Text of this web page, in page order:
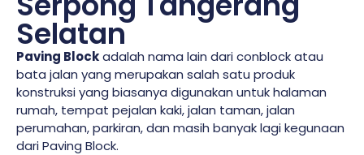
Selatan
Paving Blockadalah nama lain dari conblock atau
bata jalan yang merupakan salah satu produk
konstruksi yang biasanya digunakan untuk halaman
rumah, tempat pejalan kaki, jalan taman, jalan
perumahan, parkiran, dan masih banyak lagi kegunaan
dari Paving Block.